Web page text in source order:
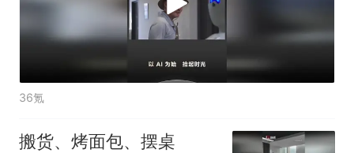
36氪
搬货、烤面包、摆桌